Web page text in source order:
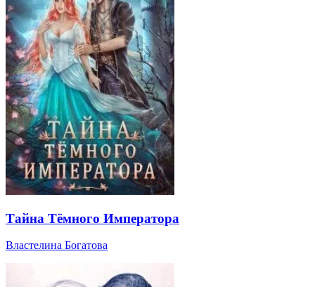
Тайна Тёмного Императора
Властелина Богатова